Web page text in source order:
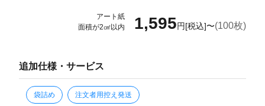
アート紙
面積が2㎠以内
1,595円[税込]〜(100枚)
追加仕様・サービス
袋詰め 注文者用控え発送